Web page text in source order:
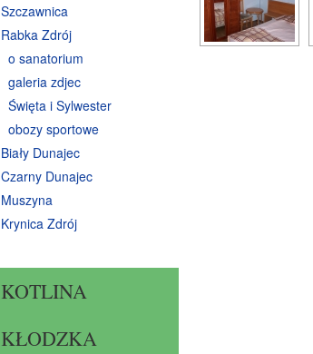
Szczawnica
Rabka Zdrój
o sanatorium
galeria zdjec
Święta i Sylwester
obozy sportowe
Biały Dunajec
Czarny Dunajec
Muszyna
Krynica Zdrój
KOTLINA
KŁODZKA